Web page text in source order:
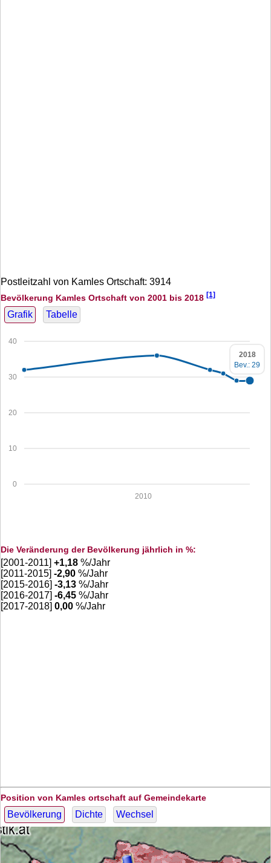
Postleitzahl von Kamles Ortschaft: 3914
Bevölkerung Kamles Ortschaft von 2001 bis 2018 [1]
Grafik Tabelle
0
10
20
30
40
2010
2018
Bev.: 29
Die Veränderung der Bevölkerung jährlich in %:
[2001-2011] +1,18 %/Jahr
[2011-2015] -2,90 %/Jahr
[2015-2016] -3,13 %/Jahr
[2016-2017] -6,45 %/Jahr
[2017-2018] 0,00 %/Jahr
Position von Kamles ortschaft auf Gemeindekarte
Bevölkerung Dichte Wechsel